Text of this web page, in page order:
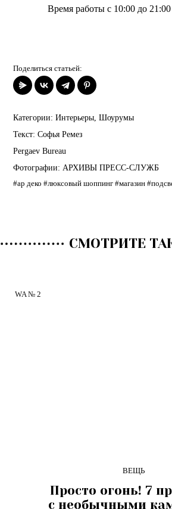
Время работы с 10:00 до
Поделиться статьей:
Категории:Интерьеры ,Шоурумы
Текст:Софья Ремез
Pergaev Bureau
Фотографии: АРХИВЫ ПРЕСС-СЛУЖБ
#ар деко #люксовый шоппинг #магазин
СМОТРИТЕ
WA № 2
ВЕЩЬ
Просто огонь! 7
с необычными